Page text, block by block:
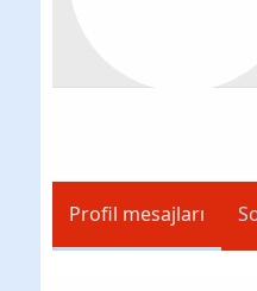
Profil mesajları